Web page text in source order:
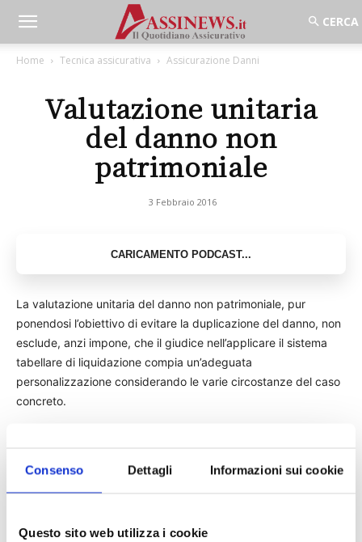
Consenso Dettagli Informazioni sui cookie
Questo sito web utilizza i cookie
Home Tecnica assicurativa Assicurazione Danni
Valutazione unitaria
del danno non
patrimoniale
3 Febbraio 2016
La valutazione unitaria del danno non patrimoniale, pur
ponendosi l’obiettivo di evitare la duplicazione del danno, non
esclude, anzi impone, che il giudice nell’applicare il sistema
tabellare di liquidazione compia un’adeguata
personalizzazione considerando le varie circostanze del caso
concreto.
TAGS Cassazione